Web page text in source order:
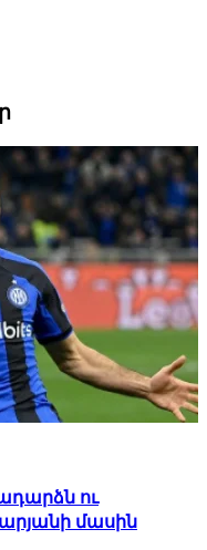
ու
մասին